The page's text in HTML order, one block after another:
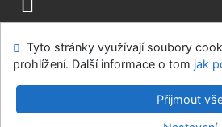
Modul OpenSearch
Napište nám
Ústavní soud, IČO: 48513687, se
Tyto stránky využívají soubory
prohlížení. Další informace o tom jak
Přijmout